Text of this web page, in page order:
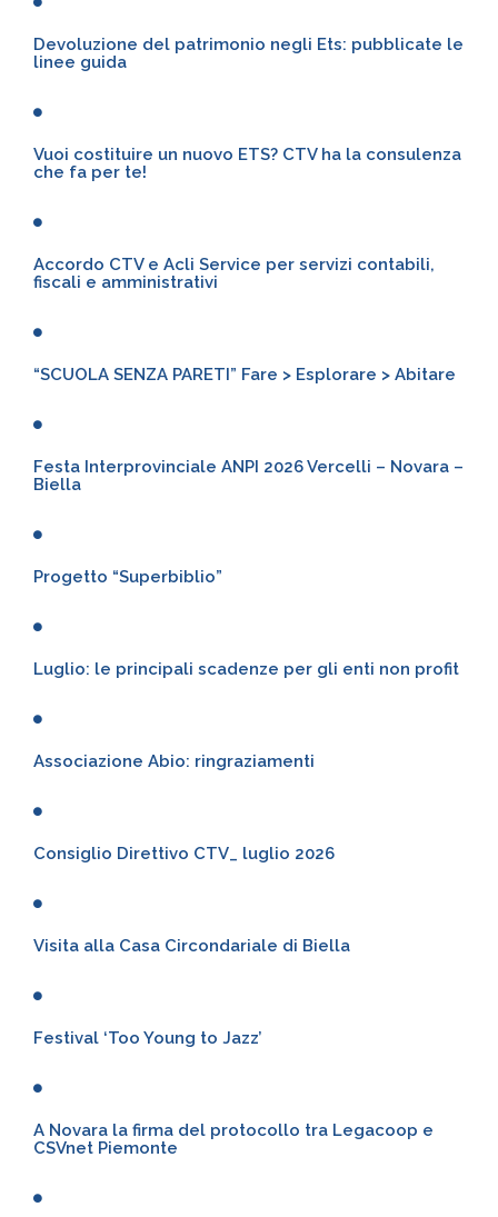
Devoluzione del patrimonio negli Ets: pubblicate le
linee guida
Vuoi costituire un nuovo ETS? CTV ha la consulenza
che fa per te!
Accordo CTV e Acli Service per servizi contabili,
fiscali e amministrativi
“SCUOLA SENZA PARETI” Fare > Esplorare > Abitare
Festa Interprovinciale ANPI 2026 Vercelli – Novara –
Biella
Progetto “Superbiblio”
Luglio: le principali scadenze per gli enti non profit
Associazione Abio: ringraziamenti
Consiglio Direttivo CTV_ luglio 2026
Visita alla Casa Circondariale di Biella
Festival ‘Too Young to Jazz’
A Novara la firma del protocollo tra Legacoop e
CSVnet Piemonte